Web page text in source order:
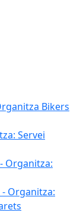
Bikers
Servei
Organitza:
Organitza: